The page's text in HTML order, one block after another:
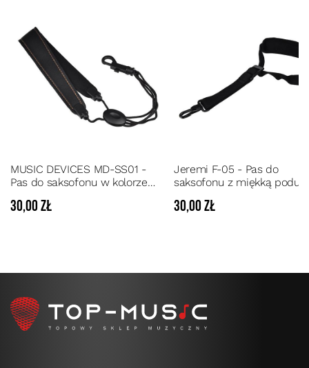
MUSIC DEVICES MD-SS01 -
Pas do saksofonu w kolorze
neoprenową podszewką
30,00 zł
Jeremi F-05 - Pas do
saksofonu z miękką
30,00 zł